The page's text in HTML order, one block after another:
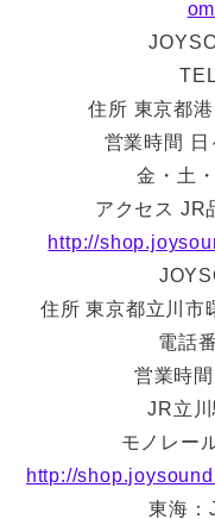
住所 東京都
営業時間
金・土
アクセス JR
http://
住所 東京都立川市
電話
営業時
JR立
モノレー
http://
東海：